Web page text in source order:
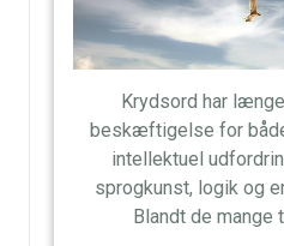
Krydsord har
beskæftigelse for
intellektuel
sprogkunst, logik og
Blandt de mange